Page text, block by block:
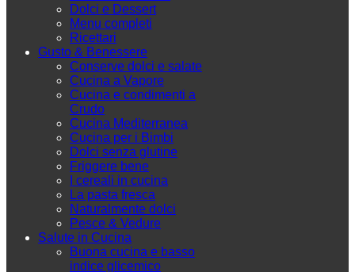
Dolci e Dessert
Menu completi
Ricettari
Gusto & Benessere
Conserve dolci e salate
Cucina a Vapore
Cucina e condimenti a
Crudo
Cucina Mediterranea
Cucina per i Bimbi
Dolci senza glutine
Friggere bene
I cereali in cucina
La pasta fresca
Naturalmente dolci
Pesce & Vedure
Salute in Cucina
Buona cucina e basso
indice glicemico